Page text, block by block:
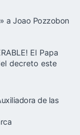
a Joao Pozzobon
El Papa
decreto este
de las